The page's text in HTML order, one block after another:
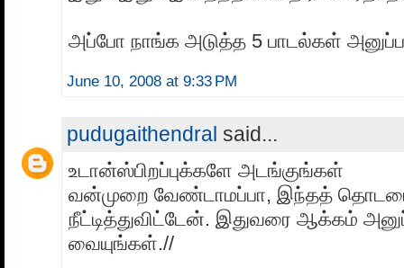
அப்போ நாங்க அடுத்த 5 பாடல்கள்
June 10, 2008 at 9:33 PM
pudugaithendral said...
உடான்ஸ்பிறப்புக்களே அடங்குங்கள்
வன்முறை வேண்டாமப்பா, இந்தத்
நீட்டித்துவிட்டேன். இதுவரை ஆக்கம்
வையுங்கள்.//